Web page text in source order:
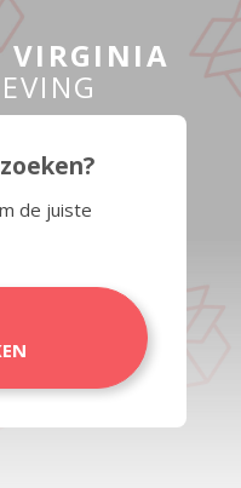
VIRGINIA
de juiste